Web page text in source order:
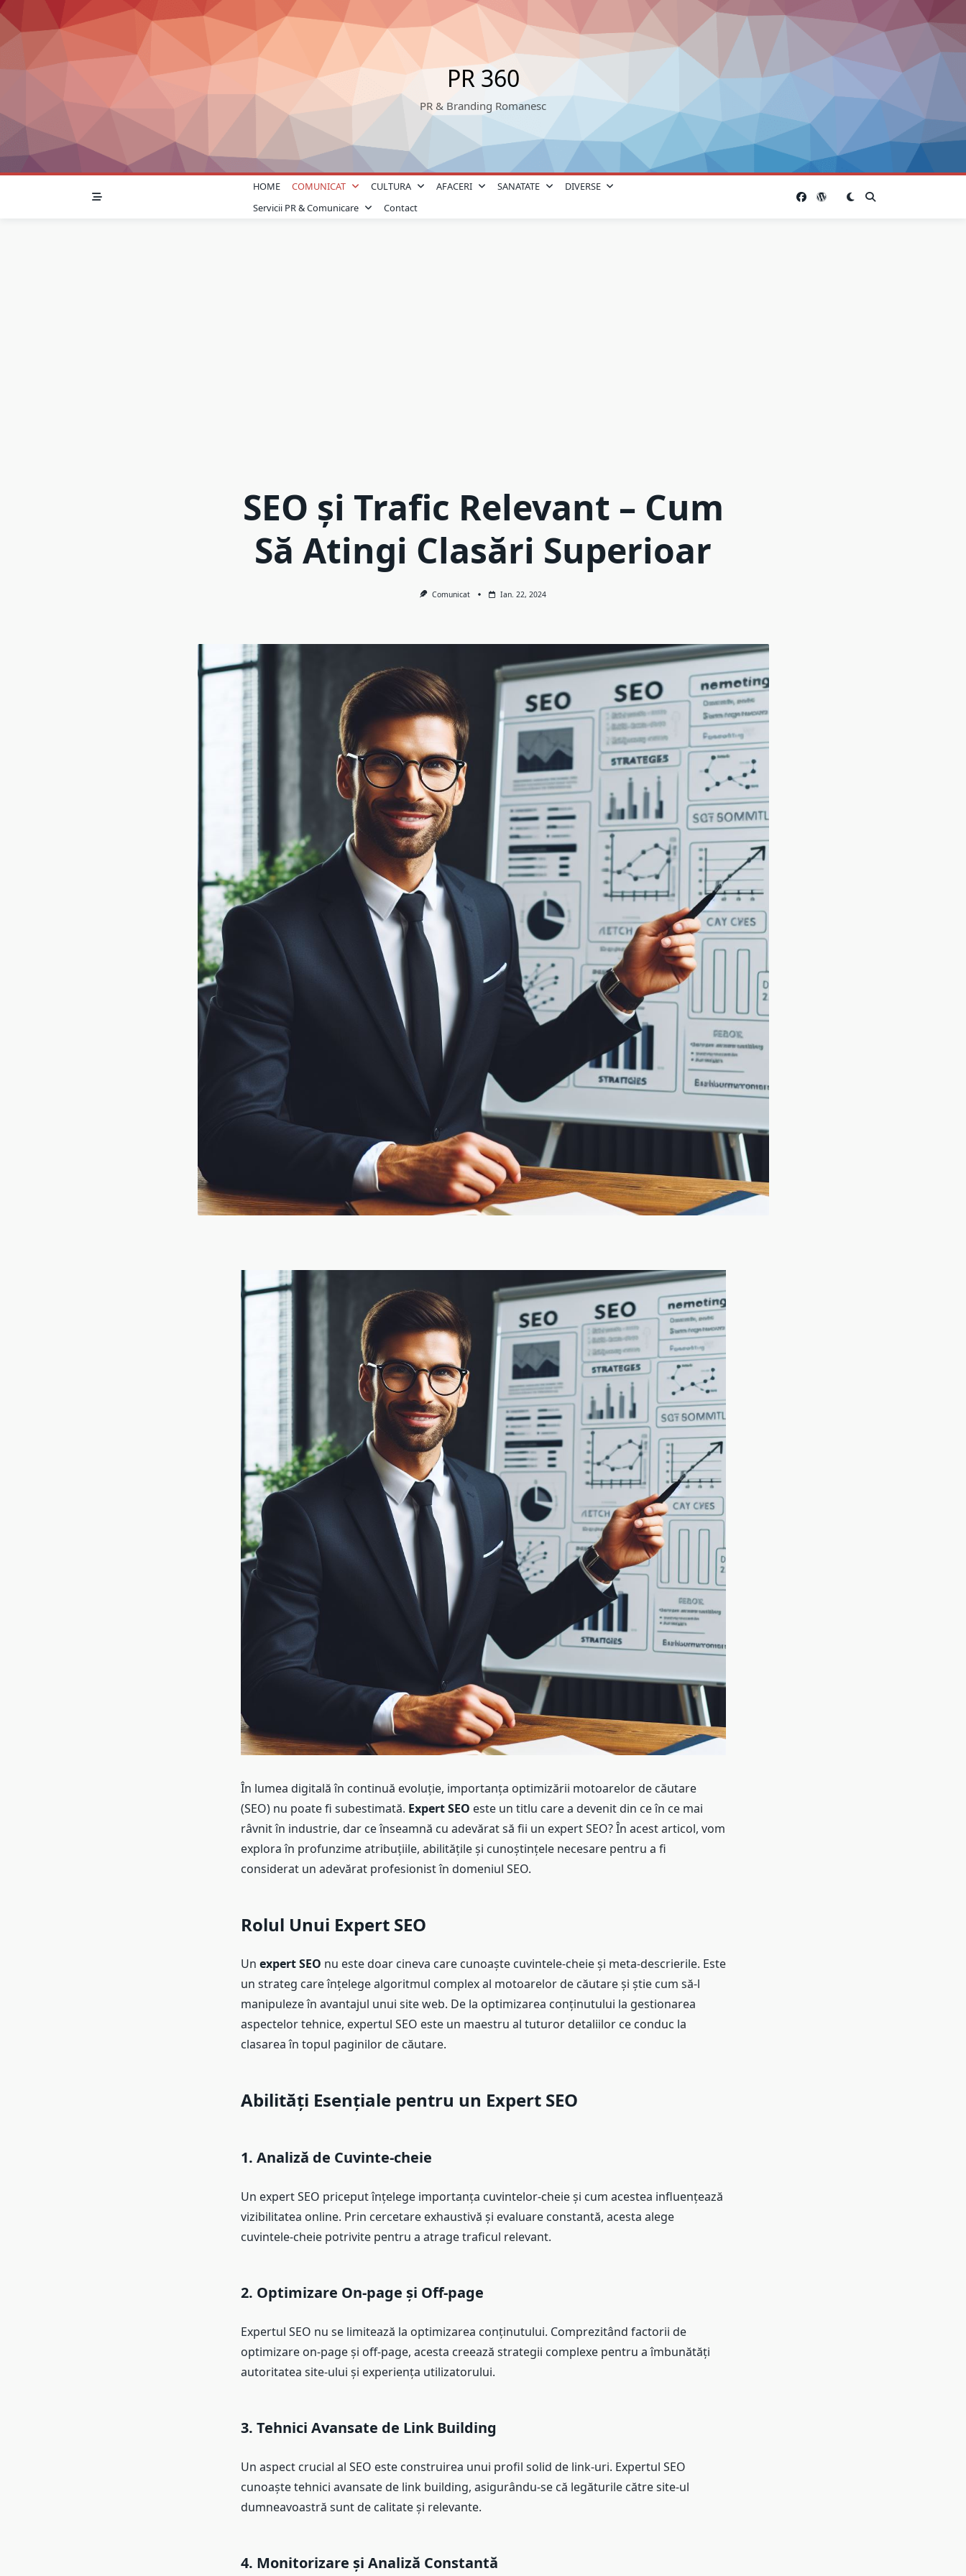
Skip
to
content
PR 360
PR & Branding Romanesc
HOME COMUNICAT CULTURA AFACERI SANATATE
DIVERSE
Servicii PR & Comunicare
Contact
SEO și Trafic Relevant – Cum
Să Atingi Clasări Superioar
Comunicat Ian. 22, 2024
În lumea digitală în continuă evoluție, importanța optimizării motoarelor de căutare
(SEO) nu poate fi subestimată. Expert SEO este un titlu care a devenit din ce în ce mai
râvnit în industrie, dar ce înseamnă cu adevărat să fii un expert SEO? În acest articol, vom
explora în profunzime atribuțiile, abilitățile și cunoștințele necesare pentru a fi
considerat un adevărat profesionist în domeniul SEO.
Rolul Unui Expert SEO
Un expert SEO nu este doar cineva care cunoaște cuvintele-cheie și meta-descrierile. Este
un strateg care înțelege algoritmul complex al motoarelor de căutare și știe cum să-l
manipuleze în avantajul unui site web. De la optimizarea conținutului la gestionarea
aspectelor tehnice, expertul SEO este un maestru al tuturor detaliilor ce conduc la
clasarea în topul paginilor de căutare.
Abilități Esențiale pentru un Expert SEO
1. Analiză de Cuvinte-cheie
Un expert SEO priceput înțelege importanța cuvintelor-cheie și cum acestea influențează
vizibilitatea online. Prin cercetare exhaustivă și evaluare constantă, acesta alege
cuvintele-cheie potrivite pentru a atrage traficul relevant.
2. Optimizare On-page și Off-page
Expertul SEO nu se limitează la optimizarea conținutului. Comprezitând factorii de
optimizare on-page și off-page, acesta creează strategii complexe pentru a îmbunătăți
autoritatea site-ului și experiența utilizatorului.
3. Tehnici Avansate de Link Building
Un aspect crucial al SEO este construirea unui profil solid de link-uri. Expertul SEO
cunoaște tehnici avansate de link building, asigurându-se că legăturile către site-ul
dumneavoastră sunt de calitate și relevante.
4. Monitorizare și Analiză Constantă